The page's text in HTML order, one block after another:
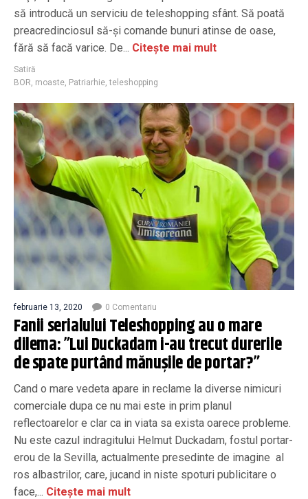
să introducă un serviciu de teleshopping sfânt. Să poată
preacredinciosul să-şi comande bunuri atinse de oase,
fără să facă varice. De... Citește mai mult
Satiră
BOR, moaste, Patriarhie,teleshopping
februarie 13, 2020 0 Comentariu
Fanii serialului Teleshopping au o mare
dilema: ”Lui Duckadam i-au trecut durerile
de spate purtând mănușile de portar?”
Cand o mare vedeta apare in reclame la diverse nimicuri
comerciale dupa ce nu mai este in prim planul
reflectoarelor e clar ca in viata sa exista oarece probleme.
Nu este cazul indragitului Helmut Duckadam, fostul portar-
erou de la Sevilla, actualmente presedinte de imagine al
ros albastrilor, care, jucand in niste spoturi publicitare o
face,... Citește mai mult